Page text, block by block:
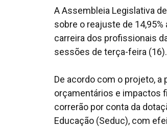
A Assembleia Legislativa
sobre o reajuste de
carreira dos profissionais
sessões de terça-feira (16).
De acordo com o projeto,
orçamentários e impactos
correrão por conta da
Educação (Seduc), com